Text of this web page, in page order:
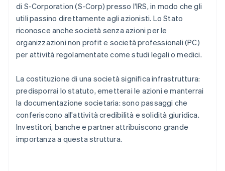
di S-Corporation (S-Corp) presso l'IRS, in modo che gli
utili passino direttamente agli azionisti. Lo Stato
riconosce anche società senza azioni per le
organizzazioni non profit e società professionali (PC)
per attività regolamentate come studi legali o medici.
La costituzione di una società significa infrastruttura:
predisporrai lo statuto, emetterai le azioni e manterrai
la documentazione societaria: sono passaggi che
conferiscono all'attività credibilità e solidità giuridica.
Investitori, banche e partner attribuiscono grande
importanza a questa struttura.